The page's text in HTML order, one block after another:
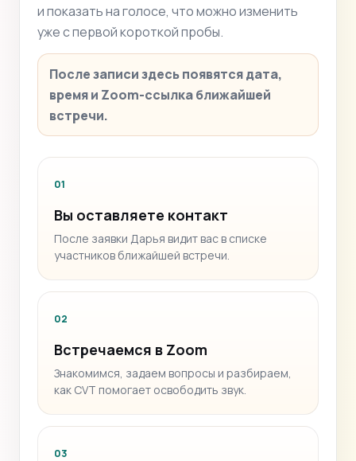
и показать на голосе, что можно изменить
уже с первой короткой пробы.
После записи здесь появятся дата,
время и Zoom-ссылка ближайшей
встречи.
01
Вы оставляете контакт
После заявки Дарья видит вас в списке
участников ближайшей встречи.
02
Встречаемся в Zoom
Знакомимся, задаем вопросы и разбираем,
как CVT помогает освободить звук.
03